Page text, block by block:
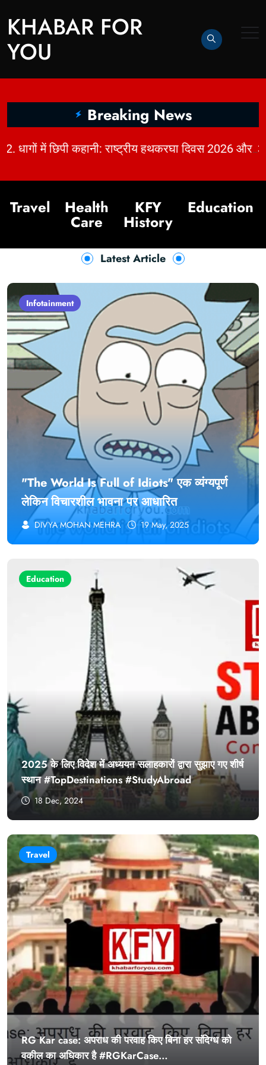
KHABAR FOR
YOU
Breaking News
2. धागों में छिपी कहानी: राष्ट्रीय हथकरघा दिवस 2026 और भारत की बुनाई विरासत | KhabarForYou
Travel Health
Care
KFY
History
Education
Latest Article
Infotainment
"The World Is Full of Idiots" एक व्यंग्यपूर्ण
लेकिन विचारशील भावना पर आधारित
DIVYA MOHAN MEHRA 19 May, 2025
Education
2025 के लिए विदेश में अध्ययन सलाहकारों द्वारा सुझाए गए शीर्ष
स्थान #TopDestinations #StudyAbroad
18 Dec, 2024
Travel
RG Kar case: अपराध की परवाह किए बिना हर संदिग्ध को
वकील का अधिकार है #RGKarCase